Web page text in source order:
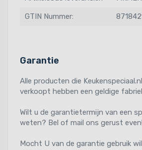
GTIN Nummer:
Garantie
Alle producten die
verkoopt hebben een geldige
Wilt u de garantietermijn van een
weten? Bel of mail ons gerust even!
Mocht U van de garantie gebruik